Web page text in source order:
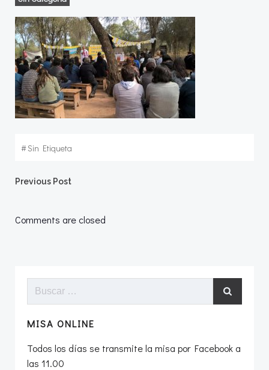
#Sin Etiqueta
Navegación
por
entradas
Previous Post
Comments are closed
Buscar:
MISA ONLINE
Todos los días se transmite la misa por Facebook a
las 11.00